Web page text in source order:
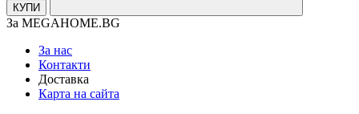
КУПИ
За MEGAHOME.BG
За нас
Контакти
Доставка
Карта на сайта